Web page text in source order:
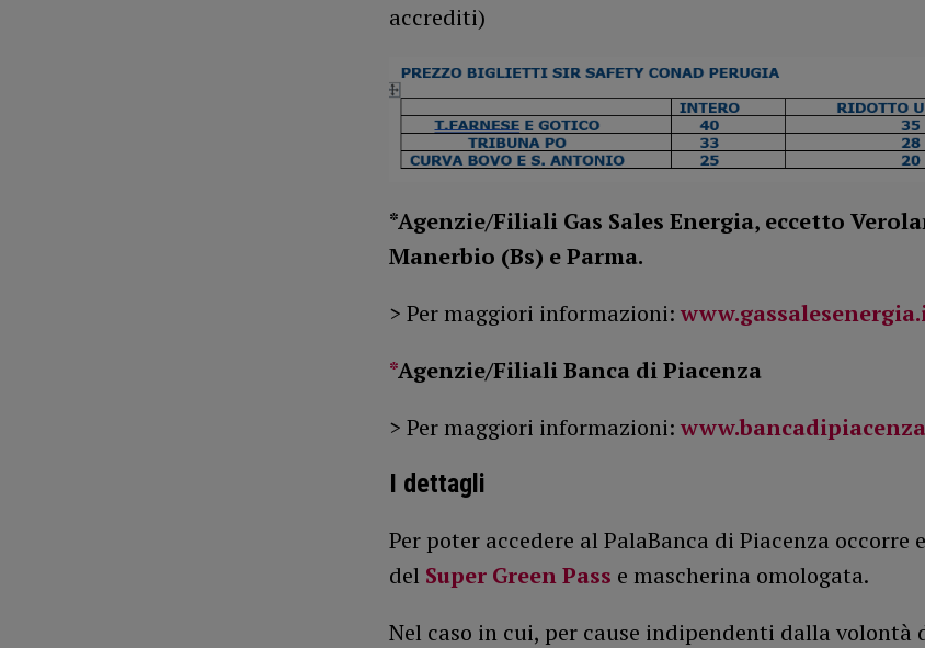
accrediti)
*Agenzie/Filiali Gas Sales Energia, eccetto
Manerbio (Bs) e Parma.
> Per maggiori informazioni:
*Agenzie/FilialiBanca di Piacenza
> Per maggiori informazioni:
I dettagli
Per poter accedere al PalaBanca di Piacenza occorre
del Super Green Pass e mascherina omologata.
Nel caso in cui, per cause indipendenti dalla volontà